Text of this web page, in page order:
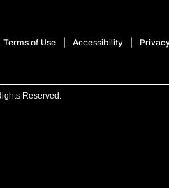
Terms of Use Accessibility
Reserved.